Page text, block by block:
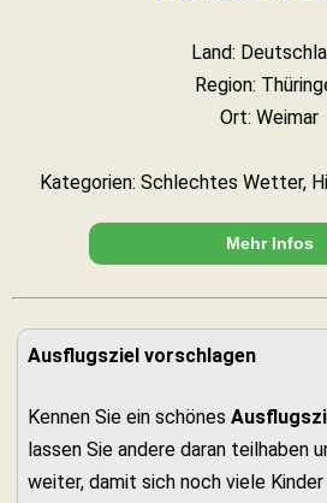
Land:
Region:
Ort: Weimar
Kategorien: Schlechtes Wetter,
Mehr Infos
Ausflugsziel vorschlagen
Kennen Sie ein schönes
lassen Sie andere daran teilhaben
weiter, damit sich noch viele